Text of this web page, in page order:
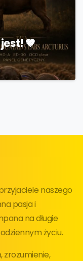
🤎
naszego
pasja i
na długie
życiu.
zrozumienie,